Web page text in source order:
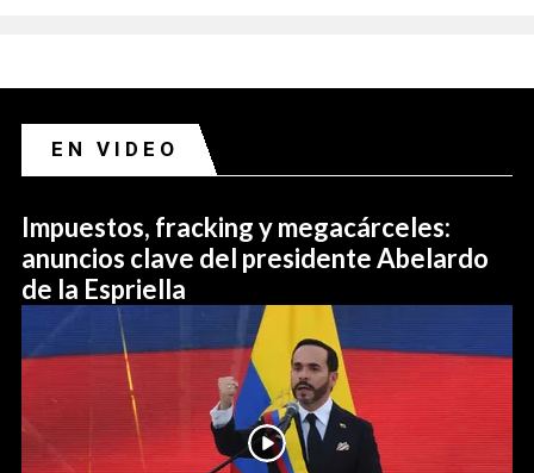
EN VIDEO
Impuestos, fracking y megacárceles:
anuncios clave del presidente Abelardo
de la Espriella